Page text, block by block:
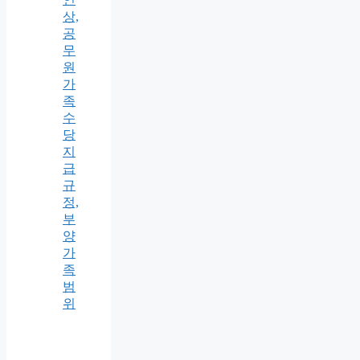
상,
공
무
원
가
족
수
당
지
급
규
정,
부
양
가
족
범
위